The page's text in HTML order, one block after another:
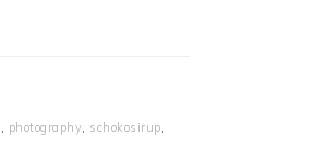
, photography, schokosirup,